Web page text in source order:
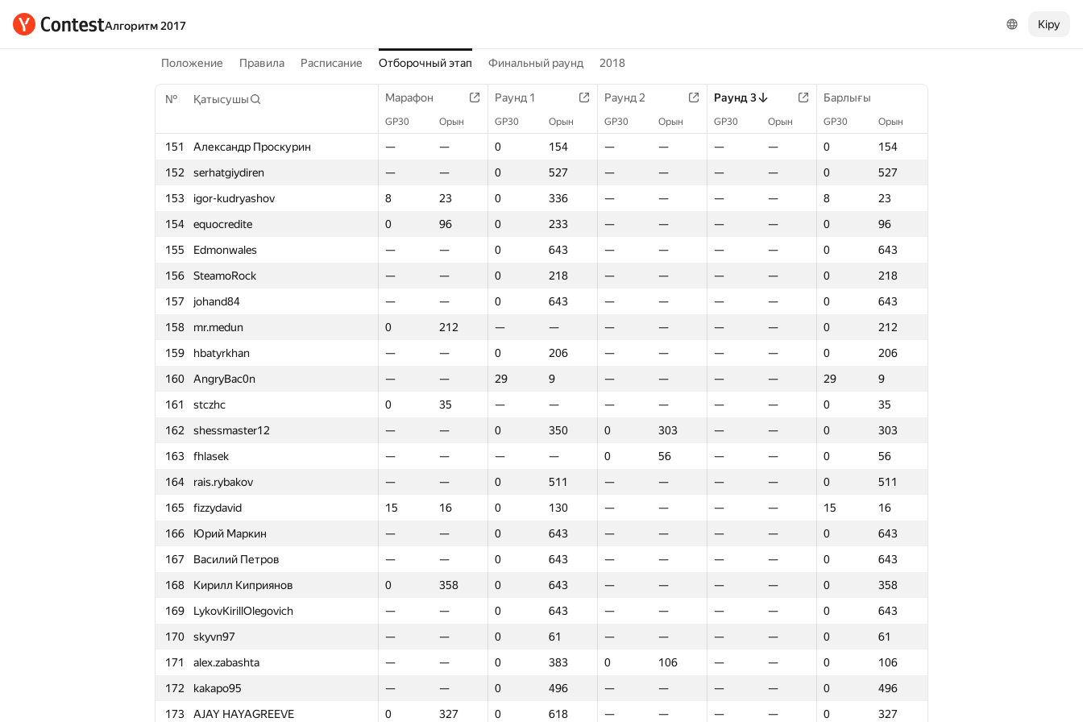
Алгоритм 2017 Кіру
Положение Правила Расписание Отборочный этап Финальный раунд 2018
№ Қатысушы Марафон Раунд 1 Раунд 2 Раунд 3 Барлығы
GP30 Орын GP30 Орын GP30 Орын GP30 Орын GP30 Орын
151 Александр Проскурин — — 0 154 — — — — 0
154
152
serhatgiydiren — — 0 527 — — — — 0
527
153
igor-kudryashov 8 23 0 336 — — — — 8
23
154
equocredite 0 96 0 233 — — — — 0
96
155
Edmonwales — — 0 643 — — — — 0
643
156
SteamoRock — — 0 218 — — — — 0
218
157
johand84 — — 0 643 — — — — 0
643
158
mr.medun 0 212 — — — — — — 0
212
159
hbatyrkhan — — 0 206 — — — — 0
206
160
AngryBac0n — — 29 9 — — — — 29
9
161
stczhc 0 35 — — — — — — 0
35
162
shessmaster12 — — 0 350 0 303 — — 0
303
163
fhlasek — — — — 0 56 — — 0
56
164
rais.rybakov — — 0 511 — — — — 0
511
165
fizzydavid 15 16 0 130 — — — — 15
16
166
Юрий Маркин — — 0 643 — — — — 0
643
167
Василий Петров — — 0 643 — — — — 0
643
168
Кирилл Киприянов 0 358 0 643 — — — — 0
358
169
LykovKirillOlegovich — — 0 643 — — — — 0
643
170
skyvn97 — — 0 61 — — — — 0
61
171
alex.zabashta — — 0 383 0 106 — — 0
106
172
kakapo95 — — 0 496 — — — — 0
496
173
AJAY HAYAGREEVE 0 327 0 618 — — — — 0
327
Қатысушы Раунд 1 Барлығы
GP30 Орын GP30 Орын GP30 Орын